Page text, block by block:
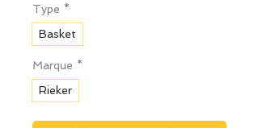
Type *
Basket
Marque *
Rieker